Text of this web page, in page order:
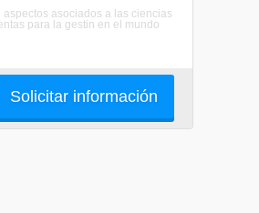
asociados a las ciencias
para la gestin en el mundo
Solicitar información